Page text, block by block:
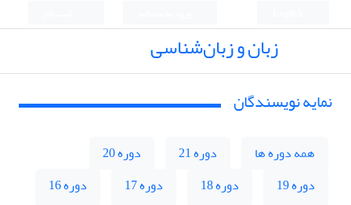
زبان و زبان‌شناسی
نمایه نویسندگان
همه دوره ها دوره 21
دوره 20
دوره 19
دوره 18 دوره 17
دوره 16